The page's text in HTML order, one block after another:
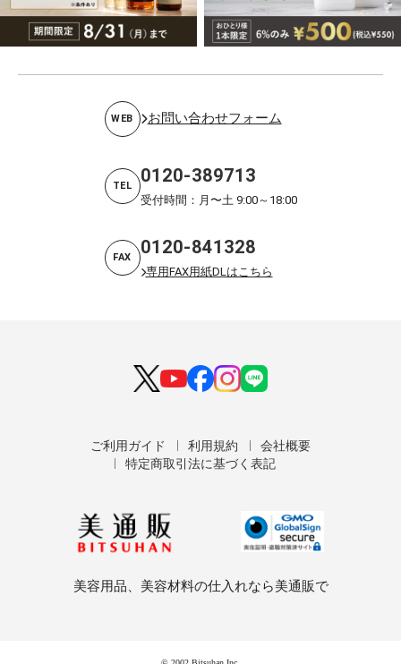
WEB お問い合わせフォーム
TEL 0120-389713
受付時間：月〜土 9:00～18:00
FAX 0120-841328
専用FAX用紙DLはこちら
ご利用ガイド 利用規約
会社概要
特定商取引法に基づく表記
美容用品、美容材料の仕入れなら美通販で